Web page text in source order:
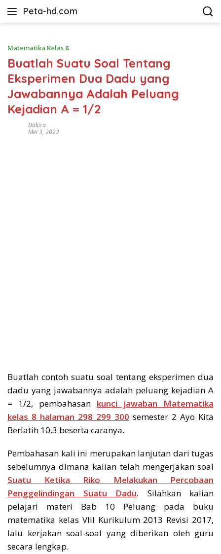
Peta-hd.com
Kumpulan
HD
Matematika Kelas 8
Buatlah Suatu Soal Tentang
Eksperimen Dua Dadu yang
Jawabannya Adalah Peluang
Kejadian A = 1/2
Dakira
Mei 3, 2023
Buatlah contoh suatu soal tentang eksperimen dua
dadu yang jawabannya adalah peluang kejadian A
= 1/2, pembahasan kunci jawaban Matematika
kelas 8 halaman 298 299 300 semester 2 Ayo Kita
Berlatih 10.3 beserta caranya.
Pembahasan kali ini merupakan lanjutan dari tugas
sebelumnya dimana kalian telah mengerjakan soal
Suatu Ketika Riko Melakukan Percobaan
Penggelindingan Suatu Dadu. Silahkan kalian
pelajari materi Bab 10 Peluang pada buku
matematika kelas VIII Kurikulum 2013 Revisi 2017,
lalu kerjakan soal-soal yang diberikan oleh guru
secara lengkap.